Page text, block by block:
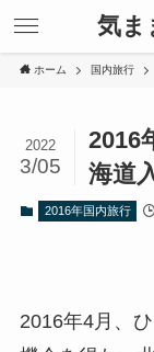
気ま
ホーム 国内旅行
2016
海道
2022
3/05
2016年国内旅行
2016年4月、